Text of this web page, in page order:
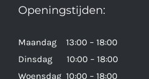
Openingstijden:
Maandag 13:00 – 18:00
Dinsdag 10:00 – 18:00
Woensdag 10:00 – 18:00